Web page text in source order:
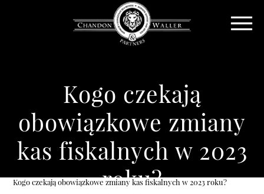
Kogo czekają
obowiązkowe zmiany
kas fiskalnych w 2023
roku?
Kogo czekają obowiązkowe zmiany kas fiskalnych w 2023 roku?